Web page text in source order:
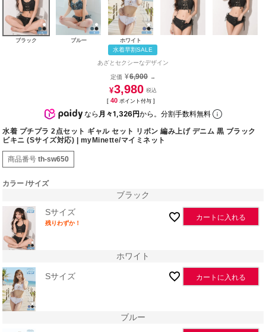
ブラック ブルー ホワイト
水着早割SALE
あざとセクシーなデザイン
定価 ¥6,900 →
¥3,980
[ 40 ポイント付与 ]
なら 月々1,326円から。分割手数料無料
水着 プチプラ 2点セット ギャル セット リボン 編み上げ デニム 黒 ブラック
ビキニ (Sサイズ対応) | myMinette/マイミネット
商品番号 th-sw650
カラー サイズ
ブラック
Sサイズ
残りわずか！
カートに入れる
ホワイト
Sサイズ カートに入れる
ブルー